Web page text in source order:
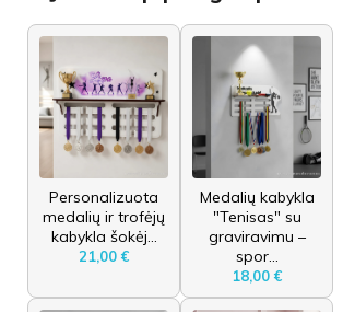
Personalizuota
medalių ir trofėjų
kabykla šokėj...
21,00 €
Medalių kabykla
"Tenisas" su
graviravimu –
spor...
18,00 €